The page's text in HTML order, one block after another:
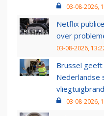
03-08-2026,
Netflix
over
03-08-2026,
Brussel
Nederlandse
03-08-2026,